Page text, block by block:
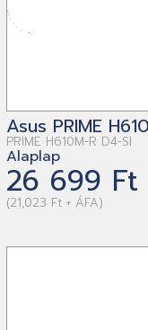
Asus PRIME
PRIME H610M-R D4-SI
Alaplap
26 699 Ft
(21,023 Ft + ÁFA)